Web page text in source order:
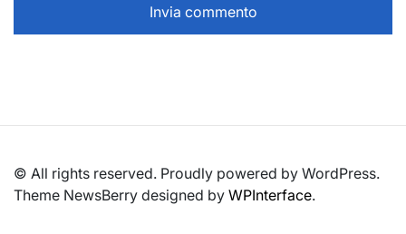
© All rights reserved. Proudly powered by WordPress.
Theme NewsBerry designed by WPInterface.